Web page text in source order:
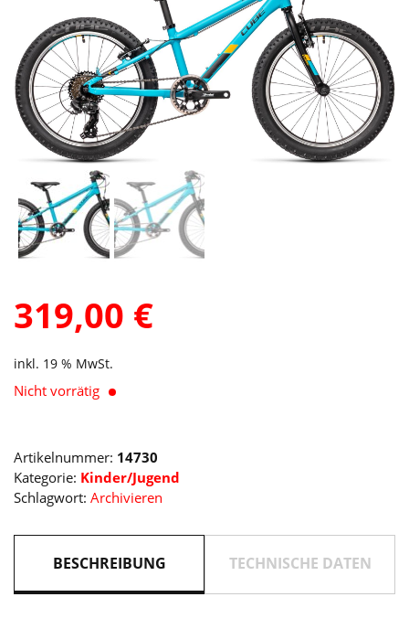
319,00 €
inkl. 19 % MwSt.
Nicht vorrätig
Artikelnummer: 14730
Kategorie: Kinder/Jugend
Schlagwort: Archivieren
BESCHREIBUNG TECHNISCHE DATEN